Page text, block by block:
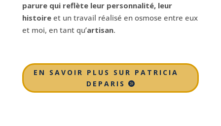
parure qui reflète leur personnalité, leur
histoireet un travail réalisé en osmose entre eux
et moi, en tant qu’artisan.
EN SAVOIR PLUS SUR PATRICIA
DEPARIS